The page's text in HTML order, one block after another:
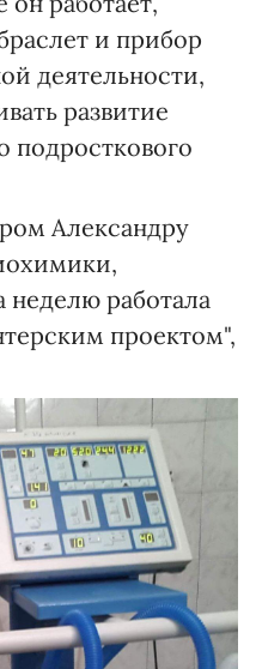
и прибор
деятельности,
развитие
подросткового
Александру
работала
проектом",